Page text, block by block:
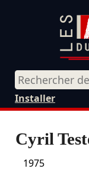
Installer
Cyril
1975